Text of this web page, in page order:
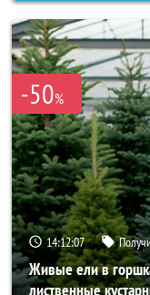
-50%
14:12:05
Живые ели в
лиственные